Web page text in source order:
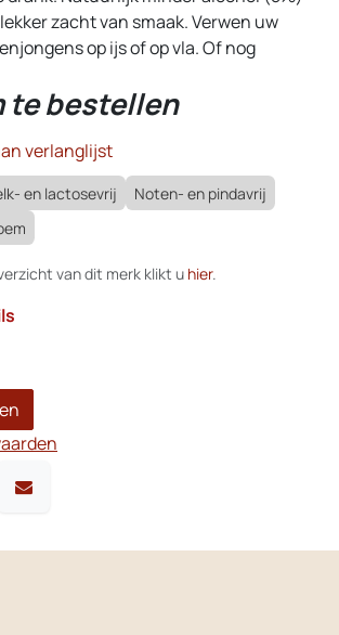
zacht van smaak. Verwen uw
op ijs of op vla. Of nog
te bestellen
verlanglijst
en lactosevrij
Noten- en pindavrij
van dit merk klikt u hier.